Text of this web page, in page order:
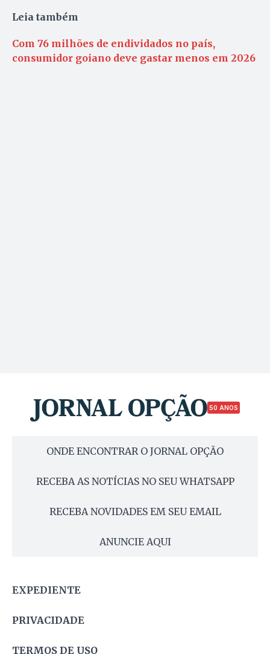
Leia também
Com 76 milhões de endividados no país,
consumidor goiano deve gastar menos em 2026
50 ANOS
ONDE ENCONTRAR O JORNAL OPÇÃO
RECEBA AS NOTÍCIAS NO SEU WHATSAPP
RECEBA NOVIDADES EM SEU EMAIL
ANUNCIE AQUI
EXPEDIENTE
PRIVACIDADE
TERMOS DE USO